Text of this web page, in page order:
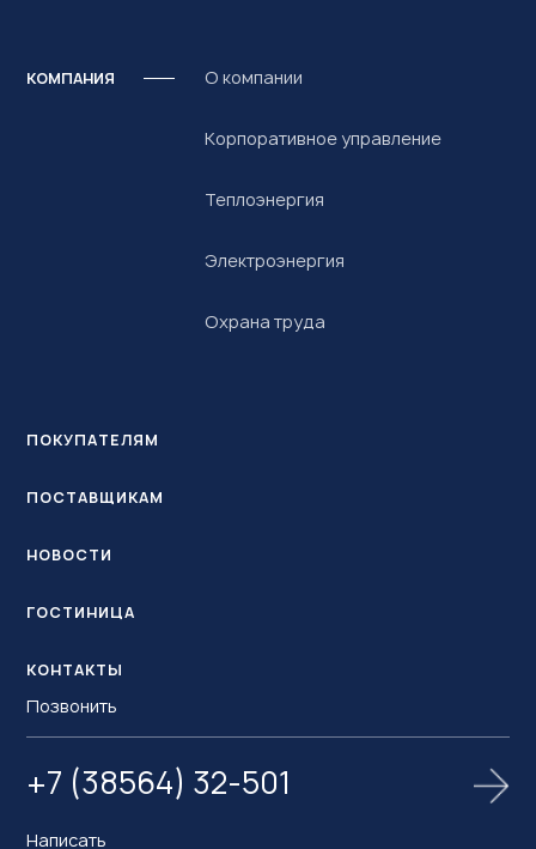
КОМПАНИЯ О компании
Корпоративное управление
Теплоэнергия
Электроэнергия
Охрана труда
ПОКУПАТЕЛЯМ
ПОСТАВЩИКАМ
НОВОСТИ
ГОСТИНИЦА
КОНТАКТЫ
Позвонить
+7 (38564) 32-501
Написать